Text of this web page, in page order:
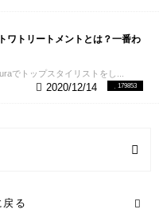
ワトリートメントとは？一番わ
でトップスタイリストをし...
179853
2020/12/14
戻る